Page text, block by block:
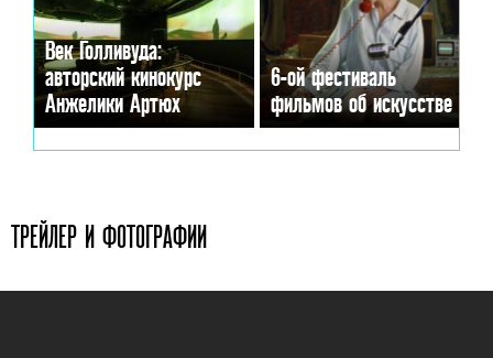
Век Голливуда:
авторский кинокурс
Анжелики Артюх
6-ой фестиваль
фильмов об искусстве
ТРЕЙЛЕР И ФОТОГРАФИИ